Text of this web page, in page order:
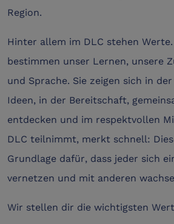
Region.
Hinter allem im DLC stehen
bestimmen unser Lernen, unsere
und Sprache. Sie zeigen sich in
Ideen, in der Bereitschaft,
entdecken und im respektvollen
DLC teilnimmt, merkt schnell:
Grundlage dafür, dass jeder sich
vernetzen und mit anderen
Wir stellen dir die wichtigsten